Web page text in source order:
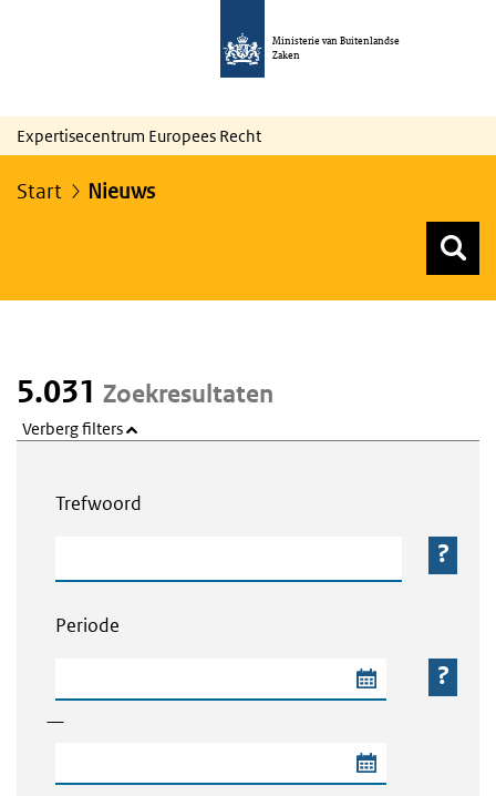
Ministerie van Buitenlandse
Zaken
Expertisecentrum Europees Recht
Start Nieuws
5.031 Zoekresultaten
Verberg filters
Trefwoord
Periode
—